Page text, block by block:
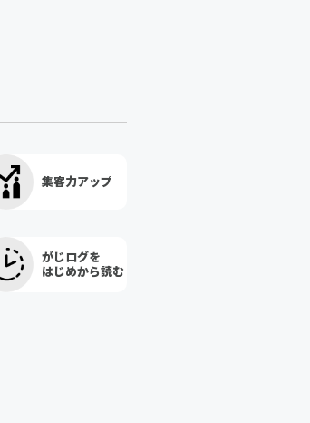
集客力アップ
がじログを
はじめから読む